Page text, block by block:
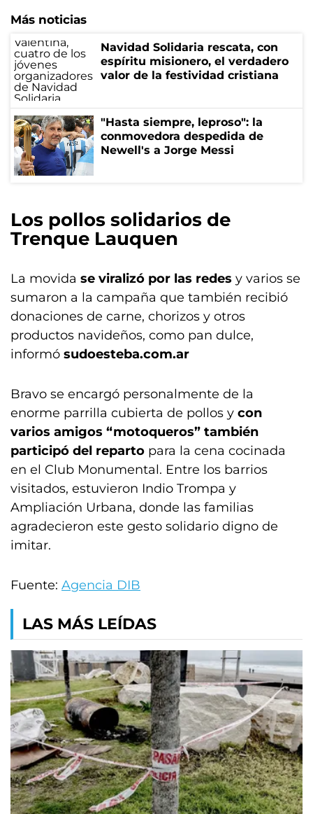
Más noticias
Navidad Solidaria rescata, con
espíritu misionero, el verdadero
valor de la festividad cristiana
"Hasta siempre, leproso": la
conmovedora despedida de
Newell's a Jorge Messi
Los pollos solidarios de
Trenque Lauquen
La movida se viralizó por las redes y varios se
sumaron a la campaña que también recibió
donaciones de carne, chorizos y otros
productos navideños, como pan dulce,
informó sudoesteba.com.ar
Bravo se encargó personalmente de la
enorme parrilla cubierta de pollos y con
varios amigos “motoqueros” también
participó del reparto para la cena cocinada
en el Club Monumental. Entre los barrios
visitados, estuvieron Indio Trompa y
Ampliación Urbana, donde las familias
agradecieron este gesto solidario digno de
imitar.
Fuente: Agencia DIB
LAS MÁS LEÍDAS